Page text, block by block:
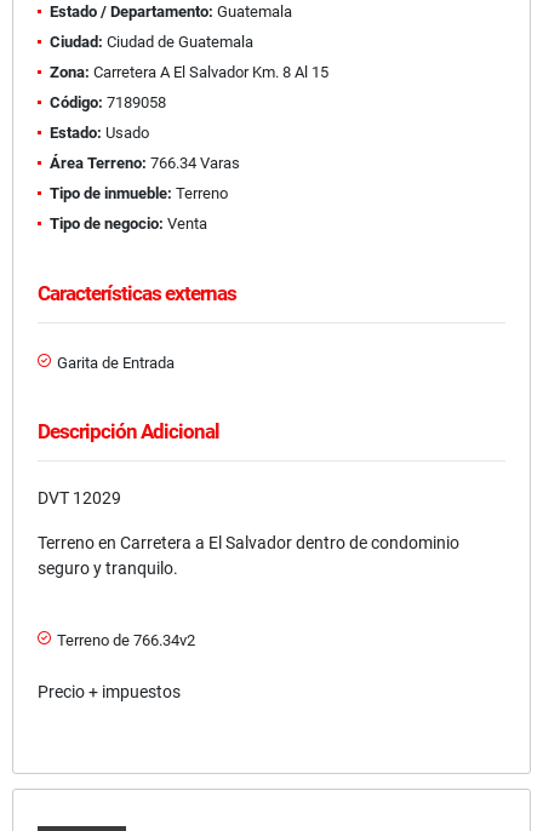
Estado / Departamento: Guatemala
Ciudad: Ciudad de Guatemala
Zona: Carretera A El Salvador Km. 8 Al 15
Código: 7189058
Estado: Usado
Área Terreno: 766.34 Varas
Tipo de inmueble: Terreno
Tipo de negocio: Venta
Características externas
Garita de Entrada
Descripción Adicional
DVT 12029
Terreno en Carretera a El Salvador dentro de condominio
seguro y tranquilo.
Terreno de 766.34v2
Precio + impuestos